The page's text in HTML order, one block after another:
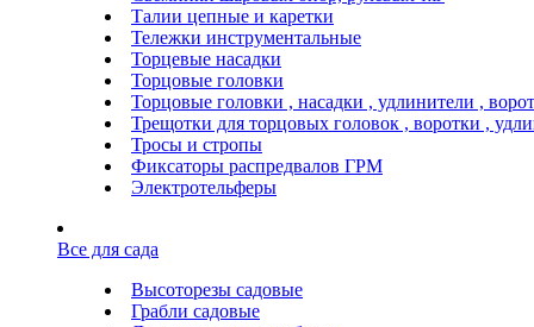
Талии цепные и каретки
Тележки инструментальные
Торцевые насадки
Торцовые головки
Торцовые головки , насадки , удлинители ,
Трещотки для торцовых головок , воротки ,
Тросы и стропы
Фиксаторы распредвалов ГРМ
Электротельферы
Все для сада
Высоторезы садовые
Грабли садовые